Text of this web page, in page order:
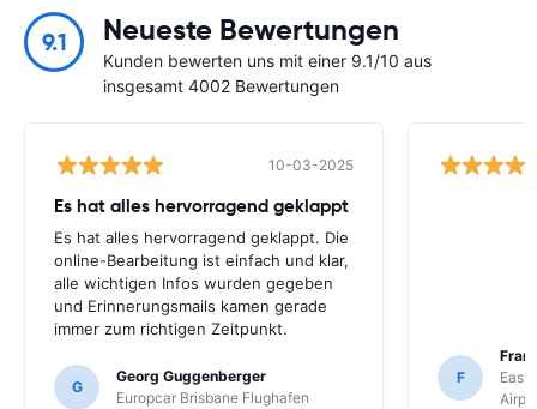
9.1 Neueste Bewertungen
Kunden bewerten uns mit einer 9.1/10 aus
insgesamt 4002 Bewertungen
10-03-2025
Es hat alles hervorragend geklappt
Es hat alles hervorragend geklappt. Die
online-Bearbeitung ist einfach und klar,
alle wichtigen Infos wurden gegeben
und Erinnerungsmails kamen gerade
immer zum richtigen Zeitpunkt.
G
Georg Guggenberger
Europcar Brisbane Flughafen
F
East